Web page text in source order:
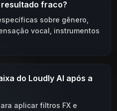
resultado fraco?
sobre gênero,
vocal, instrumentos
do Loudly AI após a
aplicar filtros FX e